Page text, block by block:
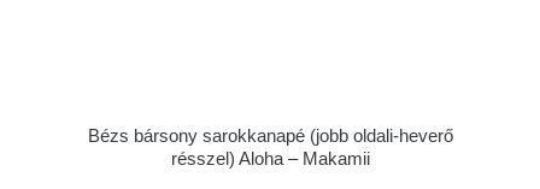
Bézs bársony sarokkanapé (jobb oldali-heverő
résszel) Aloha – Makamii